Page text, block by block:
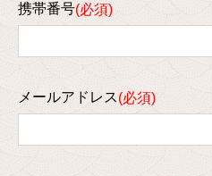
携帯番号
メールアドレス